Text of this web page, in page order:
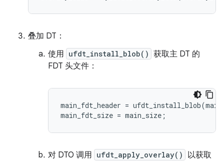
叠加 DT：
使用 ufdt_install_blob() 获取主 DT 的
FDT 头文件：
main_fdt_header =
main_fdt_size = main_size;
对 DTO 调用 ufdt_apply_overlay()
以获取